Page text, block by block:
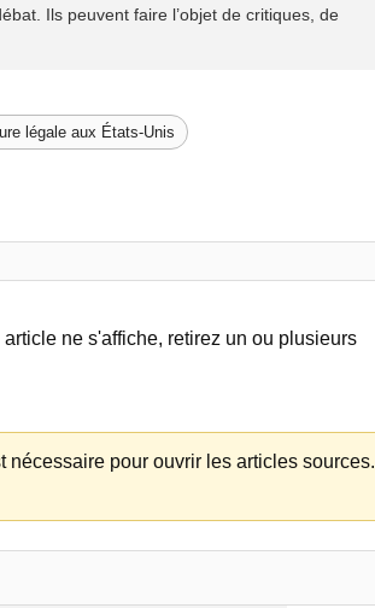
Ils peuvent faire l’objet de critiques, de
légale aux États-Unis
ne s'affiche, retirez un ou plusieurs
nécessaire pour ouvrir les articles sources.